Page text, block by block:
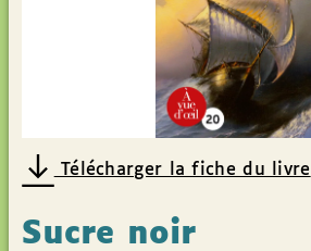
Télécharger la fiche du livre
Sucre noir